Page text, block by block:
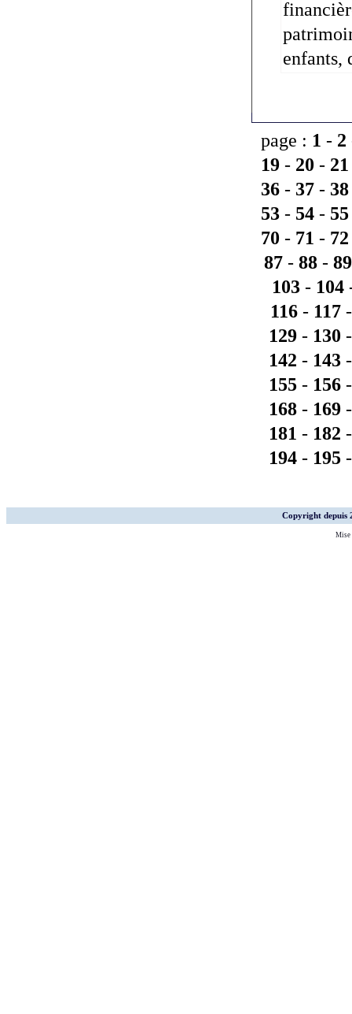
enfants,
page : 1 - 2
19 - 20 - 21
36 - 37 - 38
53 - 54 - 55
70 - 71 - 72
87 - 88 - 89
103- 104
116 - 117
129 - 130
142 - 143
155 - 156
168 - 169
181 - 182
194 - 195
Copyright depuis
Mise